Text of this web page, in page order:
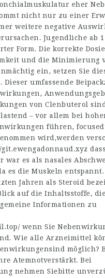
eher
nicht nur zu einer
weitere negative
Jugendliche ab
Form. Die korrekte
und die Minimierung
ein, setzen Sie
umfassende
von Clenbuterol
– vor allem bei
führen,
wird,werden
es als nasales
es die Muskeln
Jahren als Steroid
auf die Inhaltsstoffe, die
Informationen zu
wenn Sie
Wie alle Arzneimittel
möglich?
Atemnotverstärkt. Bei
nehmen Siebitte